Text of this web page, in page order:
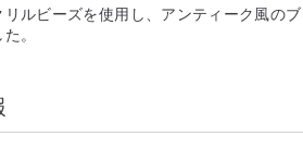
や故障の原因となります。
ださい。
リルビーズを使用し、アンティーク風の
。